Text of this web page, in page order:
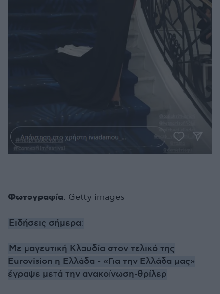
Φωτογραφία: Getty images
Ειδήσεις σήμερα:
Με μαγευτική Κλαυδία στον τελικό της
Eurovision η Ελλάδα - «Για την Ελλάδα μας»
έγραψε μετά την ανακοίνωση-θρίλερ